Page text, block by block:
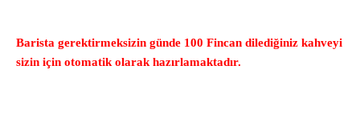
Barista gerektirmeksizin günde 100 Fincan dilediğiniz kahveyi
sizin için otomatik olarak hazırlamaktadır.